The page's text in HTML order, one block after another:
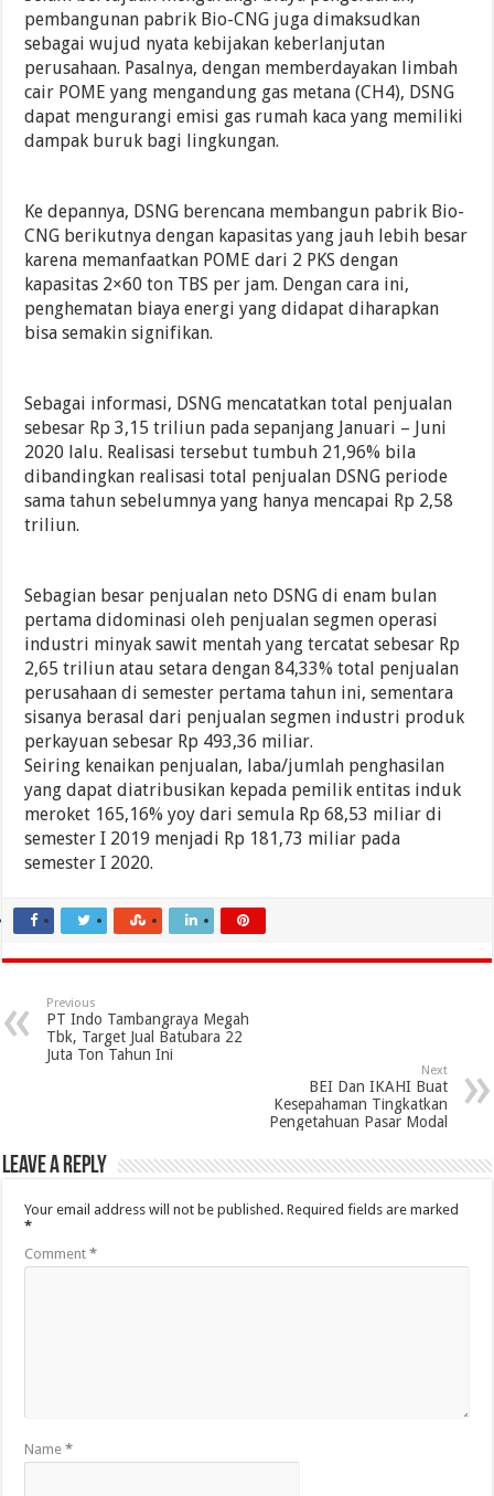
pembangunan pabrik Bio-CNG juga dimaksudkan
sebagai wujud nyata kebijakan keberlanjutan
perusahaan. Pasalnya, dengan memberdayakan limbah
cair POME yang mengandung gas metana (CH4), DSNG
dapat mengurangi emisi gas rumah kaca yang memiliki
dampak buruk bagi lingkungan.
Ke depannya, DSNG berencana membangun pabrik Bio-
CNG berikutnya dengan kapasitas yang jauh lebih besar
karena memanfaatkan POME dari 2 PKS dengan
kapasitas 2×60 ton TBS per jam. Dengan cara ini,
penghematan biaya energi yang didapat diharapkan
bisa semakin signifikan.
Sebagai informasi, DSNG mencatatkan total penjualan
sebesar Rp 3,15 triliun pada sepanjang Januari – Juni
2020 lalu. Realisasi tersebut tumbuh 21,96% bila
dibandingkan realisasi total penjualan DSNG periode
sama tahun sebelumnya yang hanya mencapai Rp 2,58
triliun.
Sebagian besar penjualan neto DSNG di enam bulan
pertama didominasi oleh penjualan segmen operasi
industri minyak sawit mentah yang tercatat sebesar Rp
2,65 triliun atau setara dengan 84,33% total penjualan
perusahaan di semester pertama tahun ini, sementara
sisanya berasal dari penjualan segmen industri produk
perkayuan sebesar Rp 493,36 miliar.
Seiring kenaikan penjualan, laba/jumlah penghasilan
yang dapat diatribusikan kepada pemilik entitas induk
meroket 165,16% yoy dari semula Rp 68,53 miliar di
semester I 2019 menjadi Rp 181,73 miliar pada
semester I 2020.
Previous
PT Indo Tambangraya Megah
Tbk, Target Jual Batubara 22
Juta Ton Tahun Ini
Next
BEI Dan IKAHI Buat
Kesepahaman Tingkatkan
Pengetahuan Pasar Modal
Leave a Reply
Your email address will not be published. Required fields are marked
*
Comment*
Name*